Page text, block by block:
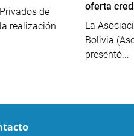
de
realización
oferta
La
Bolivia
presentó...